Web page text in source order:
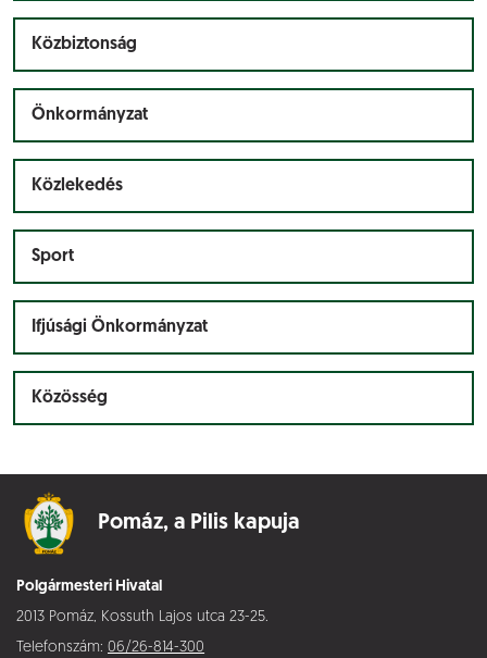
Közbiztonság
Önkormányzat
Közlekedés
Sport
Ifjúsági Önkormányzat
Közösség
Pomáz, a Pilis kapuja
Polgármesteri Hivatal
2013 Pomáz, Kossuth Lajos utca 23-25.
Telefonszám: 06/26-814-300